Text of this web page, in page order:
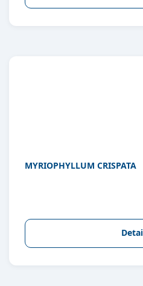
MYRIOPHYLLUM CRISPATA